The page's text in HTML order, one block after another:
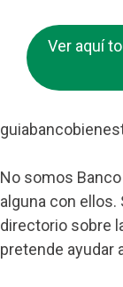
Ver aquí
No somos
alguna con
directorio sobre
pretende ayudar